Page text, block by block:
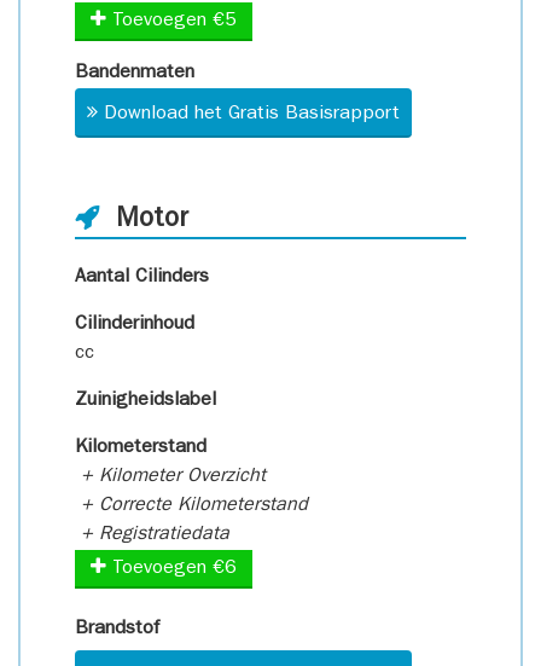
Toevoegen €5
Bandenmaten
Download het Gratis Basisrapport
Motor
Aantal Cilinders
Cilinderinhoud
cc
Zuinigheidslabel
Kilometerstand
+ Kilometer Overzicht
+ Correcte Kilometerstand
+ Registratiedata
Toevoegen €6
Brandstof